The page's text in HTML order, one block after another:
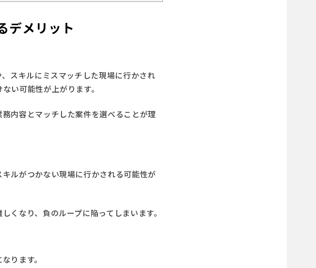
デメリット
スキルにミスマッチした現場に行かされ
い可能性が上がります。
内容とマッチした案件を選べることが理
ルがつかない現場に行かされる可能性が
くなり、負のループに陥ってしまいます。
ります。